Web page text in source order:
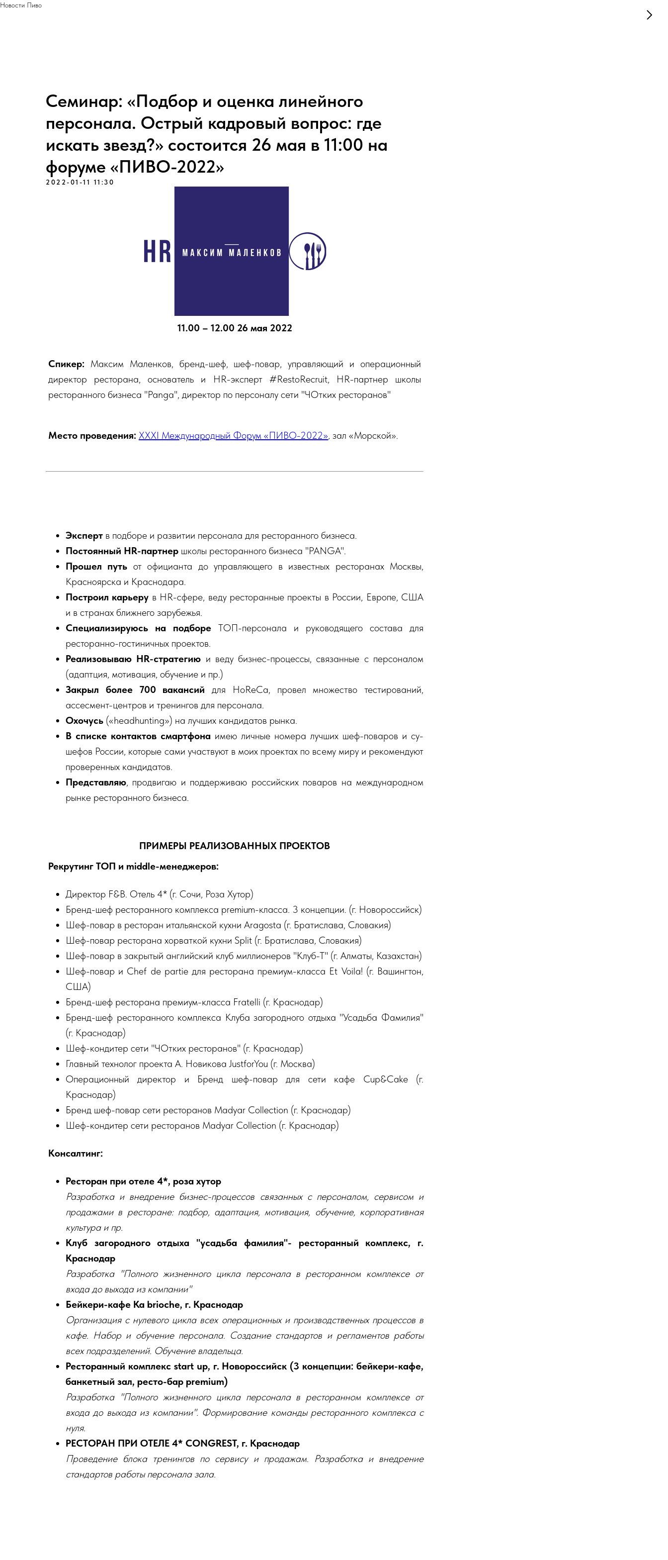
Новости Пиво
Семинар: «Подбор и оценка линейного
персонала. Острый кадровый вопрос: где
искать звезд?» состоится 26 мая в 11:00 на
форуме «ПИВО-2022»
2022-01-11 11:30
11.00 – 12.00 26 мая 2022
Спикер: Максим Маленков, бренд-шеф, шеф-повар, управляющий и операционный
директор ресторана, основатель и​ HR-эксперт #RestoRecruit, HR-партнер школы
ресторанного бизнеса "Panga", директор по персоналу сети "ЧОтких ресторанов"
Место проведения: XXXI Международный Форум «ПИВО-2022», зал «Морской».
Эксперт в подборе и развитии персонала для ресторанного бизнеса.
Постоянный HR-партнер школы ресторанного бизнеса "PANGA".
Прошел путь от официанта до управляющего в известных ресторанах Москвы,
Красноярска и Краснодара.
Построил карьеру в HR-сфере, веду ресторанные проекты в России, Европе, США
и в странах ближнего зарубежья.
Специализируюсь на подборе ТОП-персонала и руководящего состава для
ресторанно-гостиничных проектов.
Реализовываю HR-стратегию и веду бизнес-процессы, связанные с персоналом
(адаптция, мотивация, обучение и пр.)
Закрыл более 700 вакансий для HoReCa, провел множество тестирований,
ассесмент-центров и тренингов для персонала.
Охочусь («headhunting») на лучших кандидатов рынка.
В списке контактов смартфона имею личные номера лучших шеф-поваров и су-
шефов России, которые сами участвуют в моих проектах по всему миру и рекомендуют
проверенных кандидатов.
Представляю, продвигаю и поддерживаю российских поваров на международном
рынке ресторанного бизнеса.
ПРИМЕРЫ РЕАЛИЗОВАННЫХ ПРОЕКТОВ
Рекрутинг ТОП и middle-менеджеров:
Директор F&B. Отель 4* (г. Сочи, Роза Хутор)
Бренд-шеф ресторанного комплекса premium-класса. 3 концепции. (г. Новороссийск)
Шеф-повар в ресторан итальянской кухни Aragosta (г. Братислава, Словакия)
Шеф-повар ресторана хорваткой кухни Split (г. Братислава, Словакия)
Шеф-повар в закрытый английский клуб миллионеров "Клуб-Т" (г. Алматы, Казахстан)
Шеф-повар и Chef de partie для ресторана премиум-класса Et Voila! (г. Вашингтон,
США)
Бренд-шеф ресторана премиум-класса Fratelli (г. Краснодар)
Бренд-шеф ресторанного комплекса Клуба загородного отдыха "Усадьба Фамилия"
(г. Краснодар)
Шеф-кондитер сети "ЧОтких ресторанов" (г. Краснодар)
Главный технолог проекта А. Новикова JustforYou (г. Москва)
Операционный директор и Бренд шеф-повар для сети кафе Cup&Cake (г.
Краснодар)
Бренд шеф-повар сети ресторанов Madyar Collection (г. Краснодар)
Шеф-кондитер сети ресторанов Madyar Collection (г. Краснодар)
Консалтинг:
Ресторан при отеле 4*, роза хутор
Разработка и внедрение бизнес-процессов связанных с персоналом, сервисом и
продажами в ресторане: подбор, адаптация, мотивация, обучение, корпоративная
культура и пр.
Клуб загородного отдыха "усадьба фамилия"- ресторанный комплекс, г.
Краснодар
Разработка "Полного жизненного цикла персонала в ресторанном комплексе от
входа до выхода из компании"
Бейкери-кафе Ka brioche, г. Краснодар
Организация с нулевого цикла всех операционных и производственных процессов в
кафе. Набор и обучение персонала. Создание стандартов и регламентов работы
всех подразделений. Обучение владельца.
Ресторанный комплекс start up, г. Новороссийск (3 концепции: бейкери-кафе,
банкетный зал, ресто-бар premium)
Разработка "Полного жизненного цикла персонала в ресторанном комплексе от
входа до выхода из компании". Формирование команды ресторанного комплекса с
нуля.
РЕСТОРАН ПРИ ОТЕЛЕ 4* CONGREST, г. Краснодар
Проведение блока тренингов по сервису и продажам. Разработка и внедрение
стандартов работы персонала зала.